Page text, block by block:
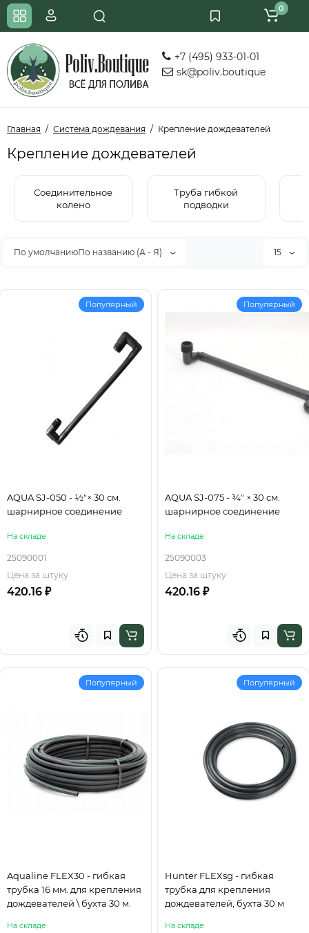
+7 (495) 933-01-01
sk@poliv.boutique
0
Главная Система дождевания Крепление дождевателей
Крепление дождевателей
Соединительное
колено
Труба гибкой
подводки
По умолчаниюПо названию (А - Я) 15
Популярный
AQUA SJ-050 - ½"× 30 см.
шарнирное соединение
На складе
25090001
Цена за штуку
420.16 ₽
Популярный
AQUA SJ-075 - ¾" × 30 см.
шарнирное соединение
На складе
25090003
Цена за штуку
420.16 ₽
Популярный
Aqualine FLEX30 - гибкая
трубка 16 мм. для крепления
дождевателей \ бухта 30 м.
На складе
Популярный
Hunter FLEXsg - гибкая
трубка для крепления
дождевателей, бухта 30 м
На складе